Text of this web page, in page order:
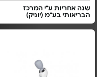
שנה אחריות ע"י המרכז
הבריאותי בע"מ (יוניק)